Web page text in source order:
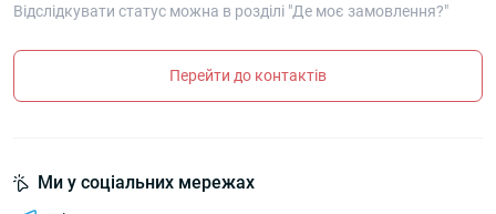
Відслідкувати статус можна в розділі "Де моє замовлення?"
Перейти до контактів
Ми у соціальних мережах